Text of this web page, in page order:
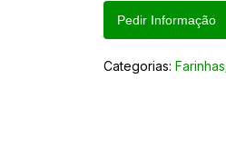
Pedir Informação
Categorias: